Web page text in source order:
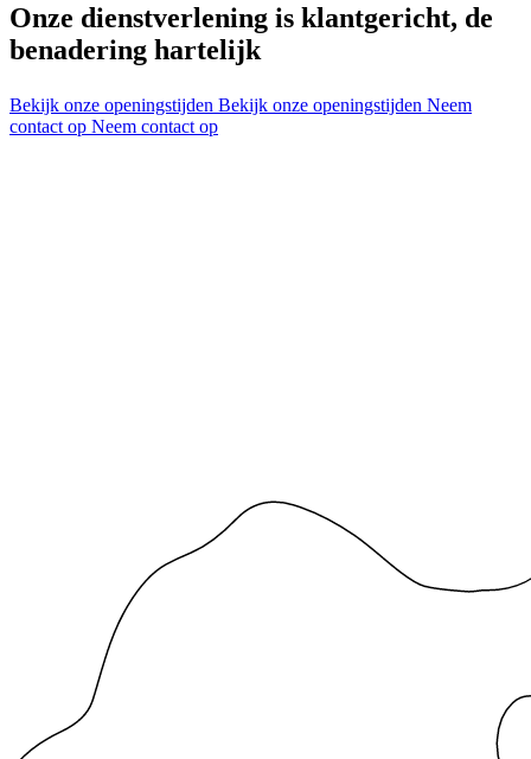
Onze dienstverlening is klantgericht, de
benadering hartelijk
Bekijk onze openingstijden Bekijk onze openingstijden Neem
contact op Neem contact op